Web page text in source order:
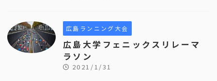
広島ランニング大会
広島大学フェニックスリレーマ
ラソン
2021/1/31